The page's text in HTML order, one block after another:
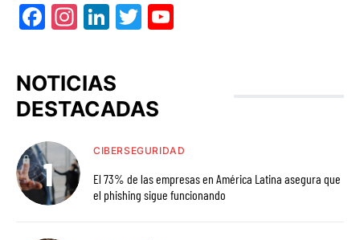
Facebook
Instagram
LinkedIn
Twitter
NOTICIAS
DESTACADAS
CIBERSEGURIDAD
El 73% de las empresas en América Latina asegura que
el phishing sigue funcionando